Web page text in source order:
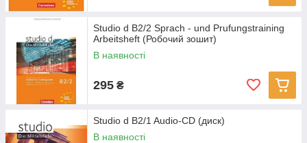
Studio d B2/2 Sprach - und Prufungstraining
Arbeitsheft (Робочий зошит)
В наявності
295 ₴
Studio d B2/1 Audio-CD (диск)
В наявності